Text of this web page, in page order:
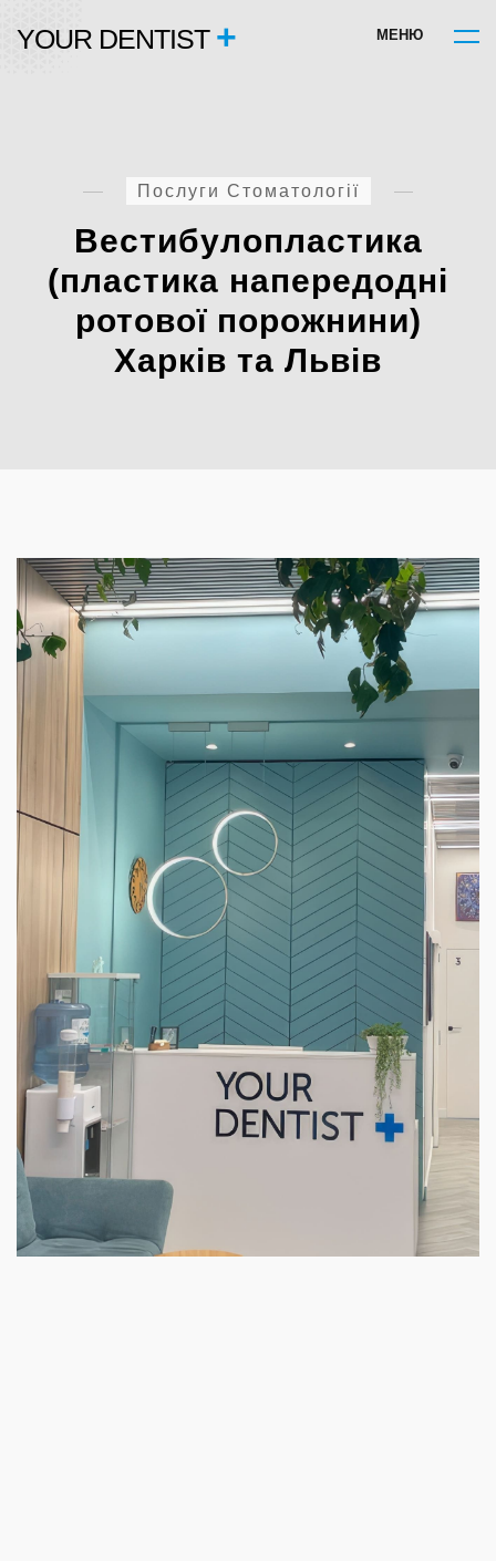
YOUR DENTIST + М ЕН Ю
Послуги Стоматології
Вестибулопластика
(пластика напередодні
ротової порожнини)
Харків та Львів